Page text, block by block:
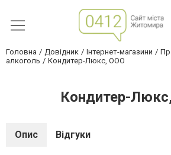
Головна Довідник Інтернет-магазини
алкоголь
Кондитер-Люкс, ООО
Кондитер-
Опис Відгуки